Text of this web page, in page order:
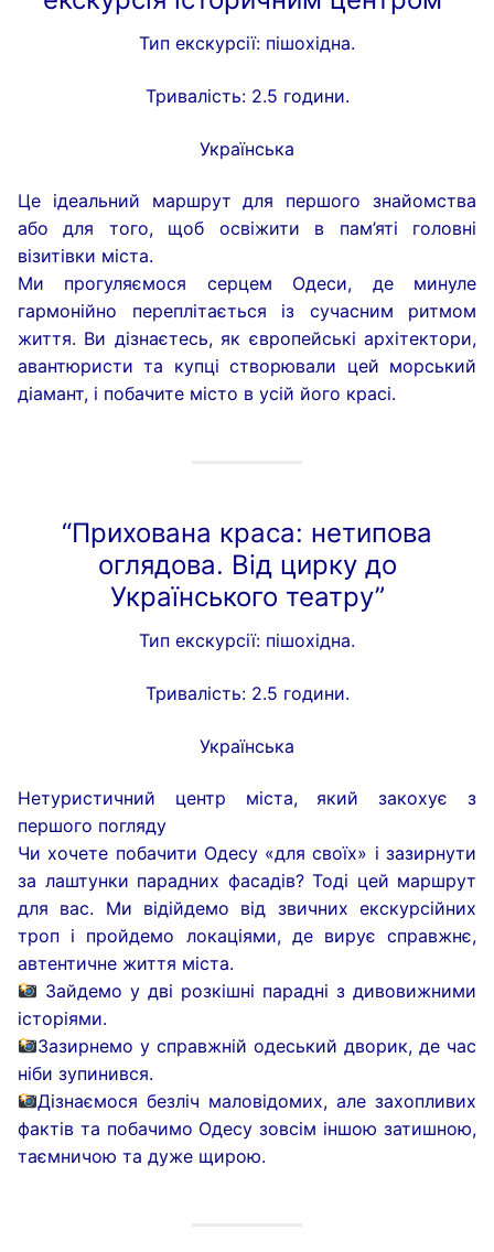
Тип екскурсії: пішохідна.
Тривалість: 2.5 години.
Українська
Це ідеальний маршрут для першого знайомства
або для того, щоб освіжити в пам’яті головні
візитівки міста.
Ми прогуляємося серцем Одеси, де минуле
гармонійно переплітається із сучасним ритмом
життя. Ви дізнаєтесь, як європейські архітектори,
авантюристи та купці створювали цей морський
діамант, і побачите місто в усій його красі.
“Прихована краса: нетипова
оглядова. Від цирку до
Українського театру”
Тип екскурсії: пішохідна.
Тривалість: 2.5 години.
Українська
Нетуристичний центр міста, який закохує з
першого погляду
Чи хочете побачити Одесу «для своїх» і зазирнути
за лаштунки парадних фасадів? Тоді цей маршрут
для вас. Ми відійдемо від звичних екскурсійних
троп і пройдемо локаціями, де вирує справжнє,
автентичне життя міста.
Зайдемо у дві розкішні парадні з дивовижними
історіями.
Зазирнемо у справжній одеський дворик, де час
ніби зупинився.
Дізнаємося безліч маловідомих, але захопливих
фактів та побачимо Одесу зовсім іншою затишною,
таємничою та дуже щирою.